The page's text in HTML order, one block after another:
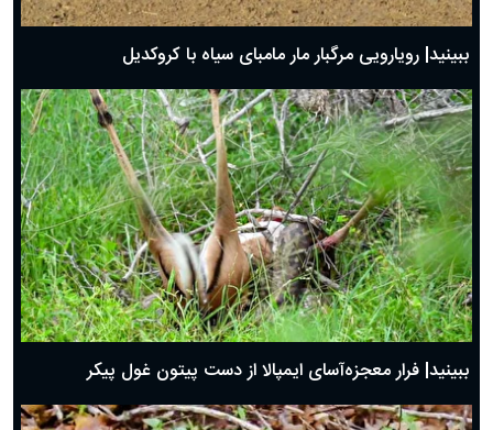
ببینید| رویارویی مرگبار مار مامبای سیاه با کروکدیل
ببینید| فرار معجزه‌آسای ایمپالا از دست پیتون غول پیکر